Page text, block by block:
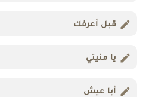
قبل أعرفك
يا منيتي
أبا عيش